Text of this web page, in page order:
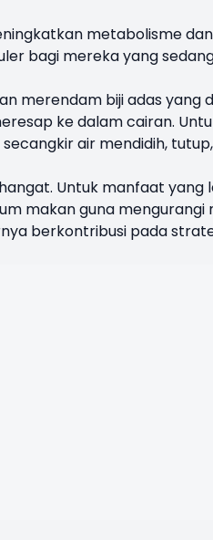
metabolisme
bagi mereka yang
merendam biji adas yang
ke dalam cairan.
air mendidih,
Untuk manfaat yang
makan guna mengurangi
berkontribusi pada